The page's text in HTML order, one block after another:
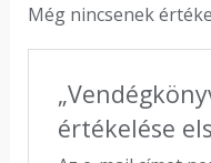
Még nincsenek
értékelése